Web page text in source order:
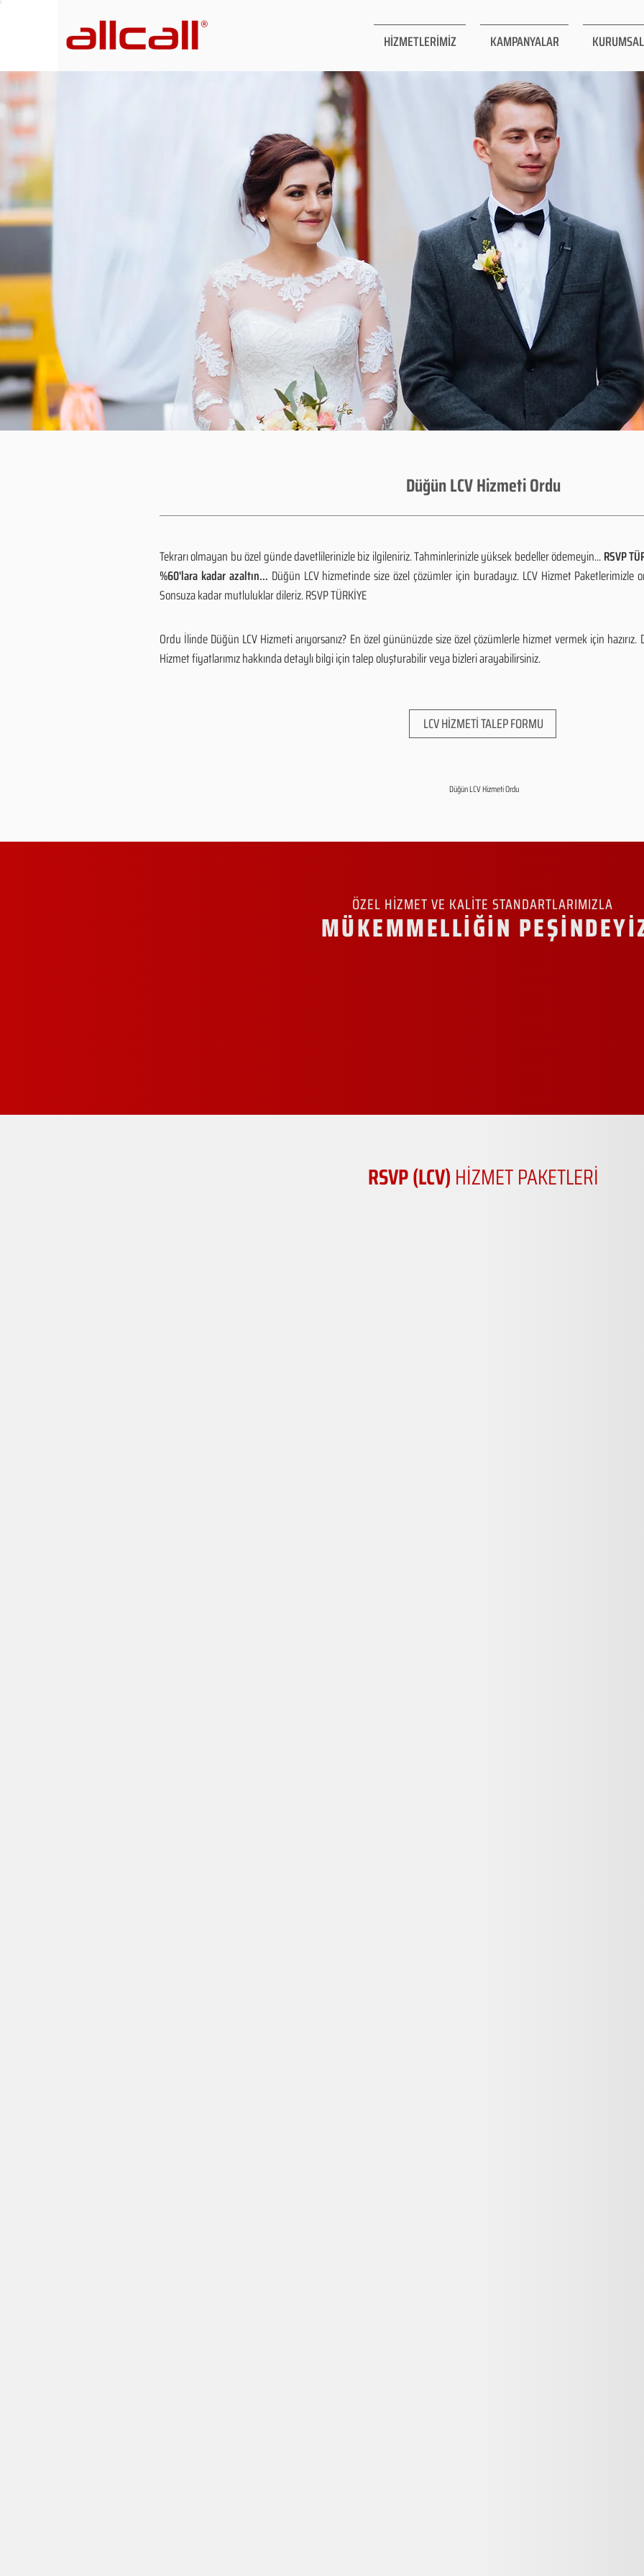
HİZMETLERİMİZ KAMPANYALAR KURUMSAL
Düğün LCV Hizmeti Ordu
Tekrarı olmayan bu özel günde davetlilerinizle biz ilgileniriz. Tahminlerinizle yüksek bedeller ödemeyin...RSVP
%60'lara kadar azaltın... Düğün LCV hizmetinde size özel çözümler için buradayız. LCV Hizmet
Sonsuza kadar mutluluklar dileriz. RSVP TÜRKİYE
Ordu İlinde Düğün LCV Hizmeti arıyorsanız? En özel gününüzde size özel çözümlerle hizmet vermek için hazırız.
Hizmet fiyatlarımız hakkında detaylı bilgi için talep oluşturabilir veya bizleri arayabilirsiniz.
LCV HİZMETİ TALEP FORMU
Düğün LCV Hizmeti Ordu
ÖZEL HİZMET VE KALİTE STANDARTLARIMIZLA
MÜKEMMELLİĞİN
RSVP (LCV)HİZMET PAKETLERİ